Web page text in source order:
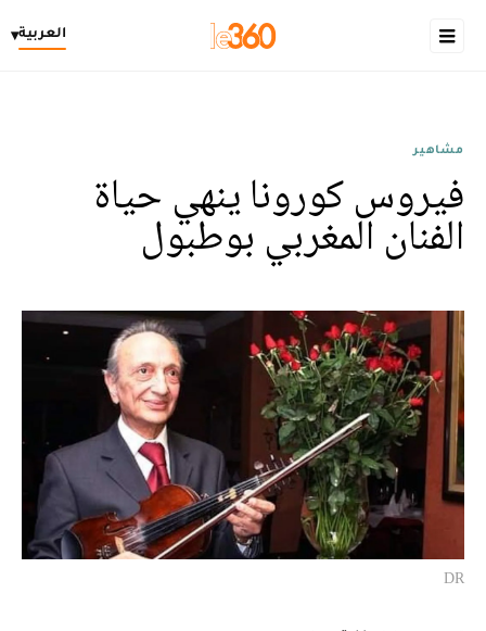
العربية▾
مشاهير
فيروس كورونا ينهي حياة
الفنان المغربي بوطبول
DR